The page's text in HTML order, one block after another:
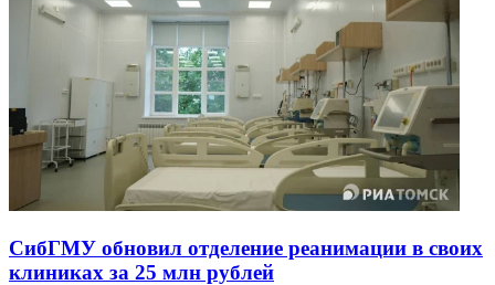
СибГМУ обновил отделение реанимации в своих
клиниках за 25 млн рублей